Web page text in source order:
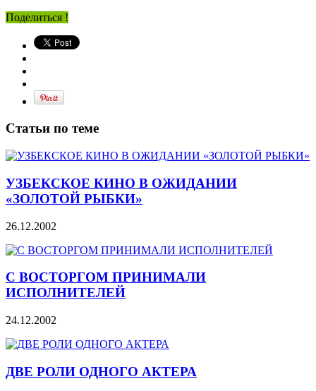
Поделиться !
Статьи по теме
УЗБЕКСКОЕ КИНО В ОЖИДАНИИ
«ЗОЛОТОЙ РЫБКИ»
26.12.2002
С ВОСТОРГОМ ПРИНИМАЛИ
ИСПОЛНИТЕЛЕЙ
24.12.2002
ДВЕ РОЛИ ОДНОГО АКТЕРА